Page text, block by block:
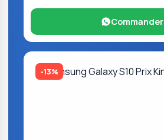
Commander
-13%